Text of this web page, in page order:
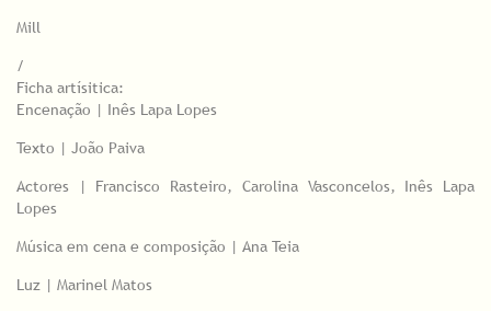
Mill
/
Ficha artísitica:
Encenação | Inês Lapa Lopes
Texto | João Paiva
Actores | Francisco Rasteiro, Carolina Vasconcelos, Inês Lapa
Lopes
Música em cena e composição | Ana Teia
Luz | Marinel Matos